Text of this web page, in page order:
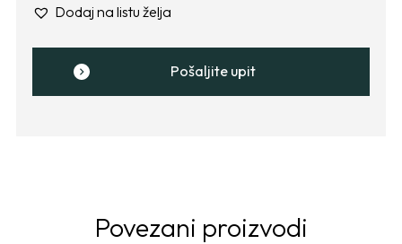
Dodaj na listu želja
Pošaljite upit
Povezani proizvodi